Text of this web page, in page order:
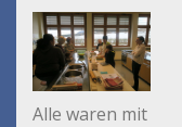
Alle waren mit